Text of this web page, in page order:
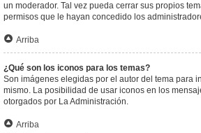
un moderador. Tal vez pueda cerrar sus propios
permisos que le hayan concedido los
Arriba
¿Qué son los iconos para los temas?
Son imágenes elegidas por el autor del tema para
mismo. La posibilidad de usar iconos en los
otorgados por La Administración.
Arriba